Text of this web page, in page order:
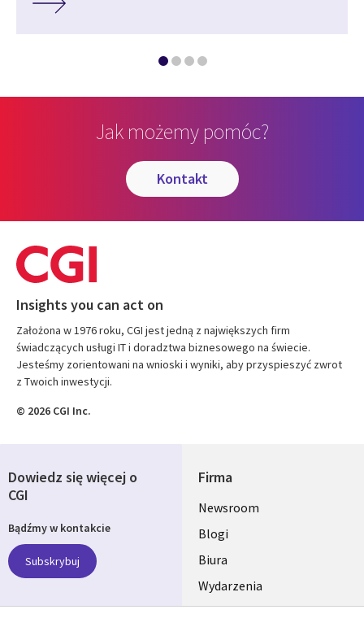
Jak możemy pomóc?
kontakt
Insights you can act on
Założona w 1976 roku, CGI jest jedną z największych firm
świadczących usługi IT i doradztwa biznesowego na świecie.
Jesteśmy zorientowani na wnioski i wyniki, aby przyspieszyć zwrot
z Twoich inwestycji.
© 2026 CGI Inc.
Firma
Useful
links
SECTIONS
POLSKA
Newsroom
Blogi
Biura
Wydarzenia
Dowiedz się więcej o
CGI
Bądźmy w kontakcie
Subskrybuj